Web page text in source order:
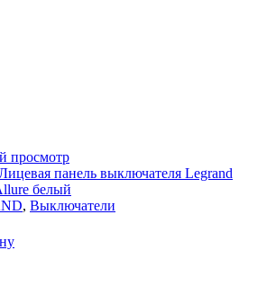
просмотр
панель выключателя Legrand
белый
, Выключатели